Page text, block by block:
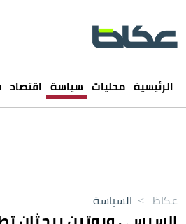
الرئيسية محليات سياسة اقتصاد
عكاظ > السياسة